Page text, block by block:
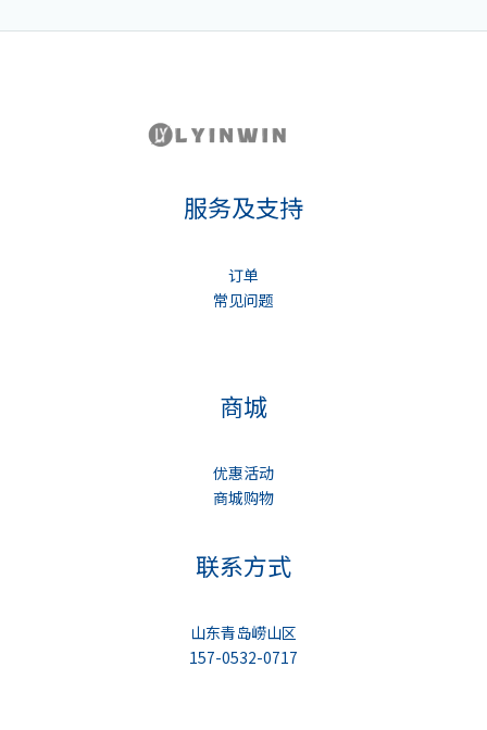
服务及支持
订单
常见问题
商城
优惠活动
商城购物
联系方式
山东青岛崂山区
157-0532-0717